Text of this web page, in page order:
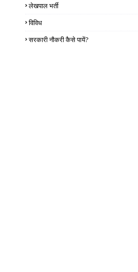
लेखपाल भर्ती
विविध
सरकारी नौकरी कैसे पायें?